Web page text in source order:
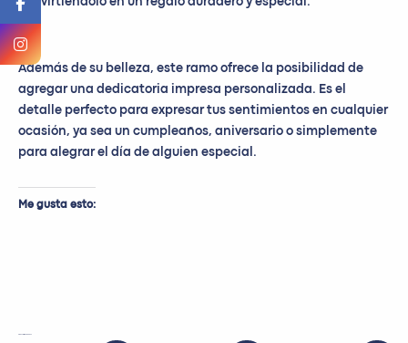
Además de su belleza, este ramo ofrece la posibilidad de
agregar una dedicatoria impresa personalizada. Es el
detalle perfecto para expresar tus sentimientos en cualquier
ocasión, ya sea un cumpleaños, aniversario o simplemente
para alegrar el día de alguien especial.
Me gusta esto: